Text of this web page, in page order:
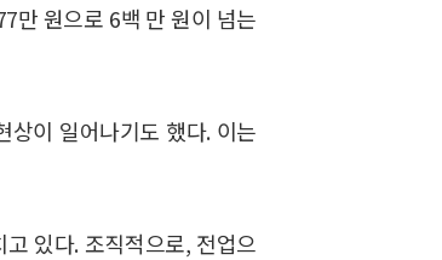
만 원으로 6백 만 원이 넘는
상이 일어나기도 했다. 이는
있다. 조직적으로, 전업으